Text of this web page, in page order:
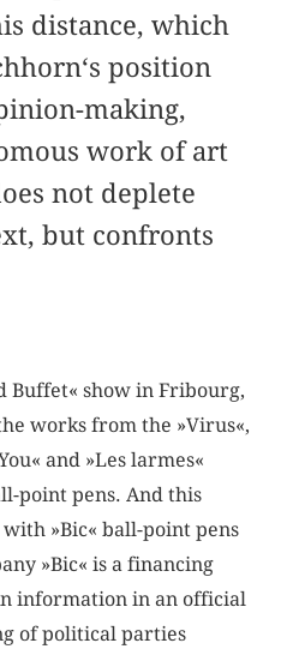
distance, which
position
making,
work of art
not deplete
but confronts
Buffet« show in Fribourg,
works from the »Virus«,
and »Les larmes«
point pens. And this
»Bic« ball-point pens
»Bic« is a financing
information in an official
of political parties